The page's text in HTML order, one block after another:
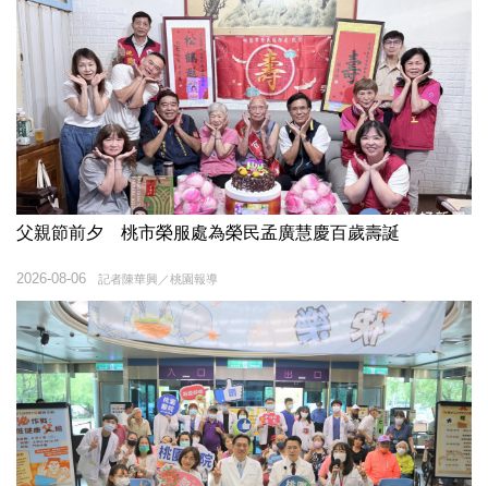
父親節前夕 桃市榮服處為榮民孟廣慧慶百歲壽誕
記者陳華興／桃園報導
2026-08-06